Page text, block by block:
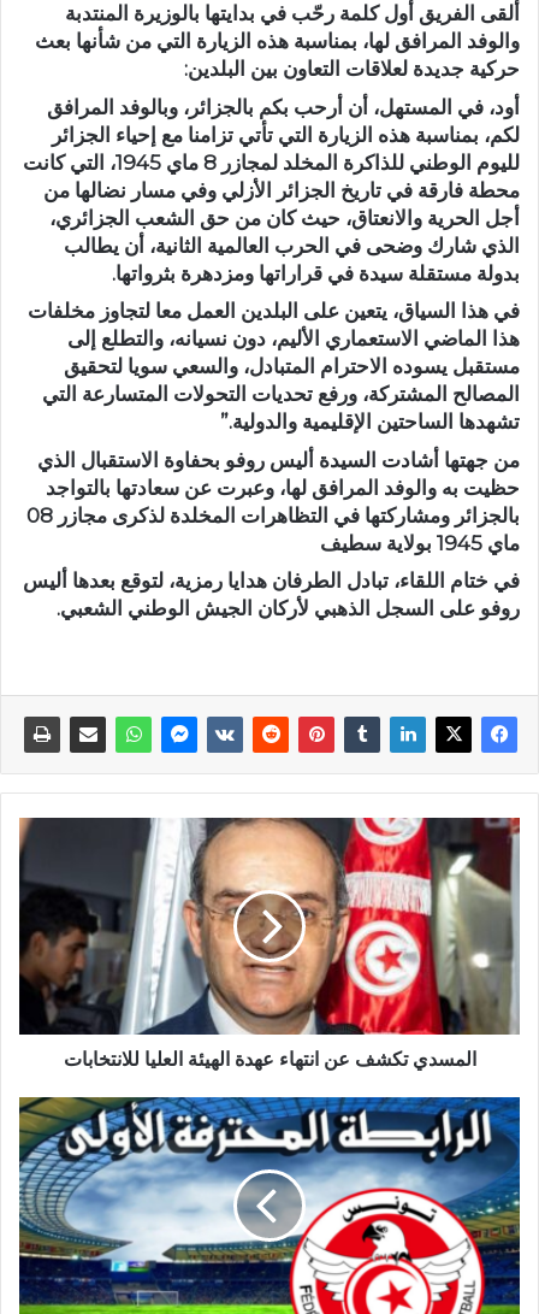
ألقى الفريق أول كلمة رحّب في بدايتها بالوزيرة المنتدبة
والوفد المرافق لها، بمناسبة هذه الزيارة التي من شأنها بعث
حركية جديدة لعلاقات التعاون بين البلدين:
أود، في المستهل، أن أرحب بكم بالجزائر، وبالوفد المرافق
لكم، بمناسبة هذه الزيارة التي تأتي تزامنا مع إحياء الجزائر
لليوم الوطني للذاكرة المخلد لمجازر 8 ماي 1945، التي كانت
محطة فارقة في تاريخ الجزائر الأزلي وفي مسار نضالها من
أجل الحرية والانعتاق، حيث كان من حق الشعب الجزائري،
الذي شارك وضحى في الحرب العالمية الثانية، أن يطالب
بدولة مستقلة سيدة في قراراتها ومزدهرة بثرواتها.
في هذا السياق، يتعين على البلدين العمل معا لتجاوز مخلفات
هذا الماضي الاستعماري الأليم، دون نسيانه، والتطلع إلى
مستقبل يسوده الاحترام المتبادل، والسعي سويا لتحقيق
المصالح المشتركة، ورفع تحديات التحولات المتسارعة التي
تشهدها الساحتين الإقليمية والدولية.”
من جهتها أشادت السيدة أليس روفو بحفاوة الاستقبال الذي
حظيت به والوفد المرافق لها، وعبرت عن سعادتها بالتواجد
بالجزائر ومشاركتها في التظاهرات المخلدة لذكرى مجازر 08
ماي 1945 بولاية سطيف
في ختام اللقاء، تبادل الطرفان هدايا رمزية، لتوقع بعدها أليس
روفو على السجل الذهبي لأركان الجيش الوطني الشعبي.
المسدي تكشف عن انتهاء عهدة الهيئة العليا للانتخابات